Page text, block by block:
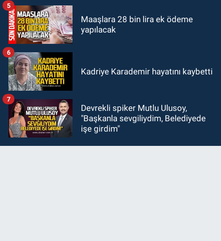
Maaşlara 28 bin lira ek ödeme
yapılacak
5
Kadriye Karademir hayatını kaybetti
6
Devrekli spiker Mutlu Ulusoy,
"Başkanla sevgiliydim, Belediyede
işe girdim"
7